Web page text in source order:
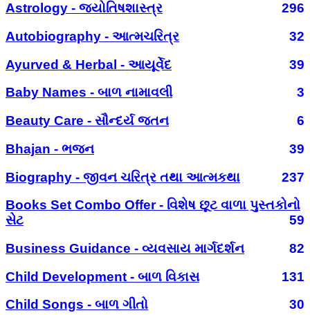
Astrology - જ્યોતિષશાસ્ત્ર
296
Autobiography - આત્મચરિત્ર
32
Ayurved & Herbal - આયૂર્વેદ
39
Baby Names - બાળ નામાવલી
3
Beauty Care - સૌન્દર્ય જતન
6
Bhajan - ભજન
39
Biography - જીવન ચરિત્ર તથા આત્મકથા
237
Books Set Combo Offer - વિશેષ છૂટ વાળા પુસ્તકોનો
સેટ
59
Business Guidance - વ્યવસાય માર્ગદર્શન
82
Child Development - બાળ વિકાસ
131
Child Songs - બાળ ગીતો
30